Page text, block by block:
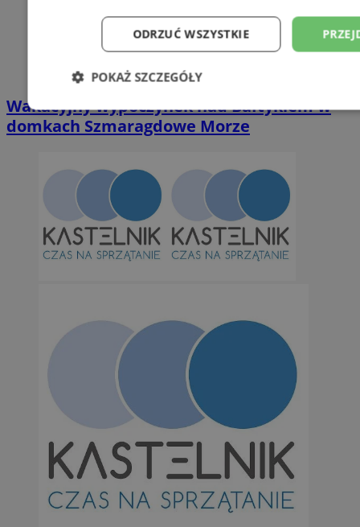
Wakacyjny wypoczynek nad Bałtykiem w
domkach Szmaragdowe Morze
ODRZUĆ WSZYSTKIE
POKAŻ SZCZEGÓŁY
Niezbędne Wydajność
Niesklasyfikowane
Niezbędne pliki cookie umożliwiają korzystanie z podstawowych
takich jak logowanie użytkownika i zarządzanie kontem. Bez
można prawidłowo korzystać ze strony internetowej.
QeSessID orzesze.com.pl
MvSessID orzesze.com.pl